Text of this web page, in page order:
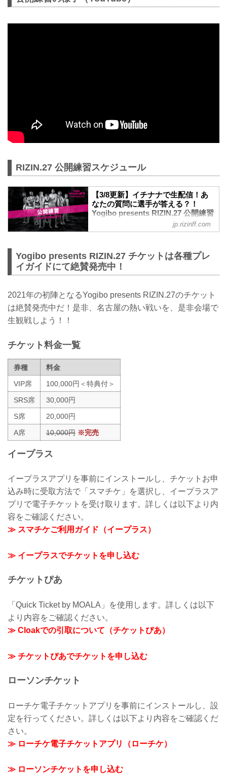
RIZIN.27 公開練習スケジュール
【3/8更新】イチナナで生配信！あ
なたの質問に選手が答える？！
Yogibo presents RIZIN.27 公開練習
- RIZIN FIGHTING FEDERATION
オフィシャルサイト
3/8（月）更新
宮本和志の公開練習は以下の日程で確定
致しました。
3/7（日）更新
3/8（月）11:00から予定していた宮本和
志の公開練習は日程を再調整することと
たちの公開練習を、17LIVEで生配信する
公開練習の様子はRIZIN FFのイチナナ公
式アカウントから、...
jp.rizinff.com
Yogibo presents RIZIN.27 チケットは各種プレ
イガイドにて絶賛発売中！
2021年の初陣となるYogibo presents RIZIN.27のチケット
は絶賛発売中だ！是非、名古屋の熱い戦いを、是非会場で
生観戦しよう！！
チケット料金一覧
券種
料金
VIP席
100,000円＜特典付＞
SRS席
30,000円
S席
20,000円
A席
10,000円 ※完売
イープラス
イープラスアプリを事前にインストールし、チケットお申
込み時に受取方法で「スマチケ」を選択し、イープラスア
プリで電子チケットを受け取ります。詳しくは以下より内
容をご確認ください。
≫ スマチケご利用ガイド（イープラス）
≫ イープラスでチケットを申し込む
チケットぴあ
「Quick Ticket by MOALA」を使用します。詳しくは以下
より内容をご確認ください。
≫ Cloakでの引取について（チケットぴあ）
≫ チケットぴあでチケットを申し込む
ローソンチケット
ローチケ電子チケットアプリを事前にインストールし、設
定を行ってください。詳しくは以下より内容をご確認くだ
さい。
≫ ローチケ電子チケットアプリ（ローチケ）
≫ ローソンチケットを申し込む